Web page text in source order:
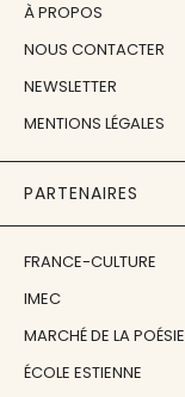
À PROPOS
NOUS CONTACTER
NEWSLETTER
MENTIONS LÉGALES
PARTENAIRES
FRANCE-CULTURE
IMEC
MARCHÉ DE LA POÉSIE
ÉCOLE ESTIENNE